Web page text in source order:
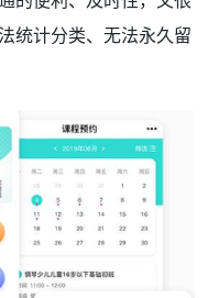
统计分类、无法永久留